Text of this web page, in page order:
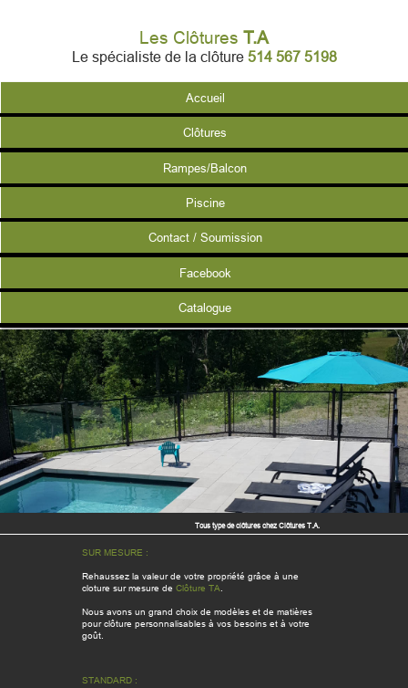
Les Clôtures T.A
Le spécialiste de la clôture 514 567 5198
Accueil
Clôtures
Rampes/Balcon
Piscine
Contact / Soumission
Facebook
Catalogue
Tous type de clôtures chez Clôtures T.A.
SUR MESURE :
Rehaussez la valeur de votre propriété grâce à une
cloture sur mesure de Clôture TA.
Nous avons un grand choix de modèles et de matières
pour clôture personnalisables à vos besoins et à votre
goût.
STANDARD :